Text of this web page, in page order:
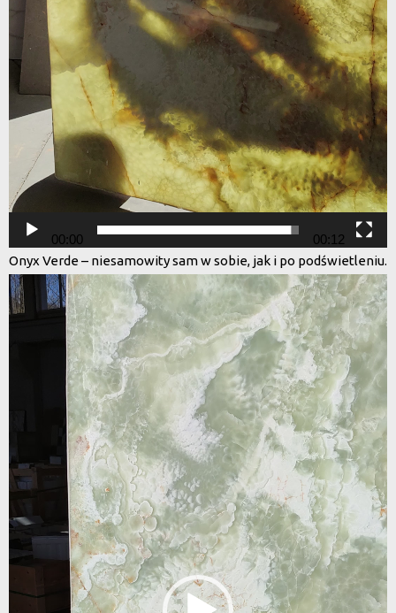
00:00
00:12
Onyx Verde – niesamowity sam w sobie, jak i po podświetleniu.
Odtwarzacz
video